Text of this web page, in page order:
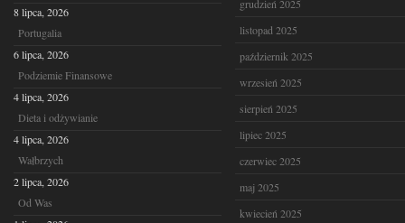
8 lipca, 2026
Portugalia
6 lipca, 2026
Podziemie Finansowe
4 lipca, 2026
Dieta i odżywianie
4 lipca, 2026
Wałbrzych
2 lipca, 2026
Od Was
grudzień 2025
listopad 2025
październik 2025
wrzesień 2025
sierpień 2025
lipiec 2025
czerwiec 2025
maj 2025
kwiecień 2025